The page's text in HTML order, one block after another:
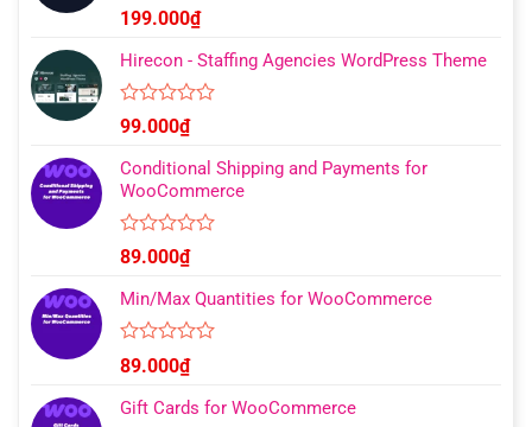
Được
xếp
hạng
0
5
sao
199.000₫
Hirecon - Staffing Agencies WordPress Theme
Được
xếp
hạng
0
5
sao
99.000₫
Conditional Shipping and Payments for
WooCommerce
Được
xếp
hạng
0
5
sao
89.000₫
Min/Max Quantities for WooCommerce
Được
xếp
hạng
0
89.000₫
Gift Cards for WooCommerce